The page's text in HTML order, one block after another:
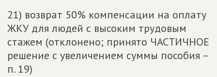
21) возврат 50% компенсации на оплату
ЖКУ для людей с высоким трудовым
стажем (отклонено; принято ЧАСТИЧНОЕ
решение с увеличением суммы пособия –
п. 19)